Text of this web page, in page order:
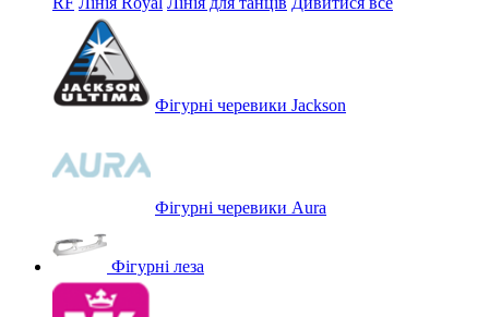
Фігурні черевики Jackson
Фігурні черевики Aura
Фігурні леза